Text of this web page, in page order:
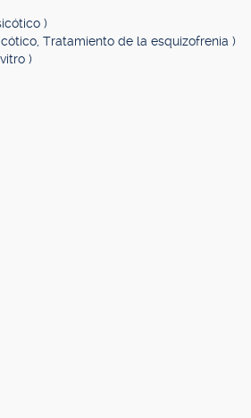
)
Tratamiento de la esquizofrenia )
)